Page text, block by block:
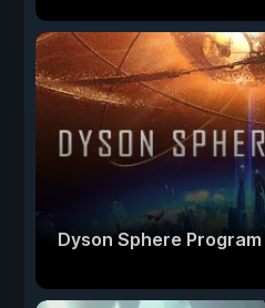
Dyson Sphere Program